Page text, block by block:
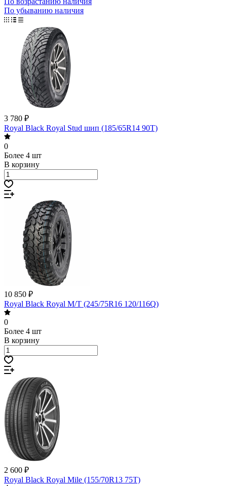
По убыванию наличия
3 780 ₽
Royal Black Royal Stud шип (185/65R14 90T)
0
Более 4 шт
В корзину
10 850 ₽
Royal Black Royal M/T (245/75R16 120/116Q)
0
Более 4 шт
В корзину
2 600 ₽
Royal Black Royal Mile (155/70R13 75T)